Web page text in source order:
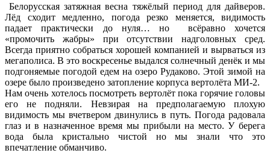
Белорусская затяжная весна тяжёлый период для дайверов.
Лёд сходит медленно, погода резко меняется, видимость
падает практически до нуля… но всёравно хочется
«промочить жабры» при отсутствии надголовных сред.
Всегда приятно собраться хорошей компанией и вырваться из
мегаполиса. В это воскресенье выдался солнечный денёк и мы
подгоняемые погодой едем на озеро Рудаково. Этой зимой на
озере было произведено затопление корпуса вертолёта МИ-2.
Нам очень хотелось посмотреть вертолёт пока горячие головы
его не подняли. Невзирая на предполагаемую плохую
видимость мы вчетвером двинулись в путь. Погода радовала
глаз и в назначенное время мы прибыли на место. У берега
вода была кристально чистой но мы знали что это
впечатление обманчиво.